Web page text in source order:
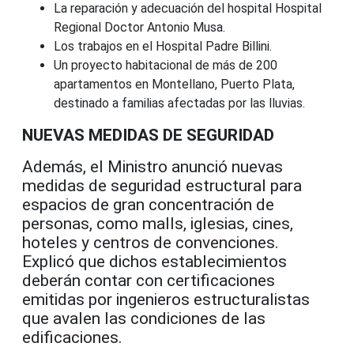
La reparación y adecuación del hospital Hospital
Regional Doctor Antonio Musa.
Los trabajos en el Hospital Padre Billini.
Un proyecto habitacional de más de 200
apartamentos en Montellano, Puerto Plata,
destinado a familias afectadas por las lluvias.
NUEVAS MEDIDAS DE SEGURIDAD
Además, el Ministro anunció nuevas
medidas de seguridad estructural para
espacios de gran concentración de
personas, como malls, iglesias, cines,
hoteles y centros de convenciones.
Explicó que dichos establecimientos
deberán contar con certificaciones
emitidas por ingenieros estructuralistas
que avalen las condiciones de las
edificaciones.